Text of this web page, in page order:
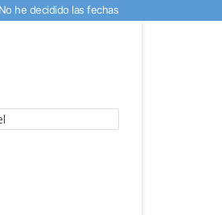
No he decidido las fechas